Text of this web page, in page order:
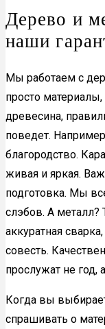
Дерево и
наши
Мы работаем с
просто
древесина,
поведет.
благородство.
живая и яркая.
подготовка. Мы
слэбов. А металл?
аккуратная
совесть.
прослужат не год,
Когда вы
спрашивать о